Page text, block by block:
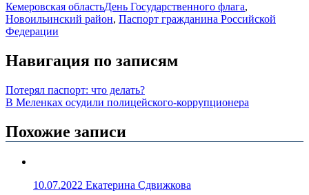
Кемеровская областьДень Государственного флага,
Новоильинский район, Паспорт гражданина Российской
Федерации
Навигация по записям
Потерял паспорт: что делать?
В Меленках осудили полицейского-коррупционера
Похожие записи
10.07.2022 Екатерина Сдвижкова